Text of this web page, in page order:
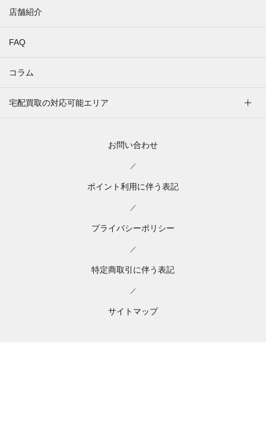
店舗紹介
FAQ
コラム
宅配買取の対応可能エリア
お問い合わせ
／
ポイント利用に伴う表記
／
プライバシーポリシー
／
特定商取引に伴う表記
／
サイトマップ